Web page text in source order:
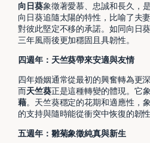
向日葵象徵著愛慕、忠誠和長久，
向日葵追隨太陽的特性，比喻了夫
對彼此堅定不移的承諾。如同向日
三年風雨後更加穩固且具韌性。
四週年：天竺葵帶來安適與友情
四年婚姻通常從最初的興奮轉為更
而天竺葵正是這種轉變的體現。它
藉。天竺葵穩定的花期和適應性，
的支持與隨時能從衝突中恢復的韌性
五週年：雛菊象徵純真與新生